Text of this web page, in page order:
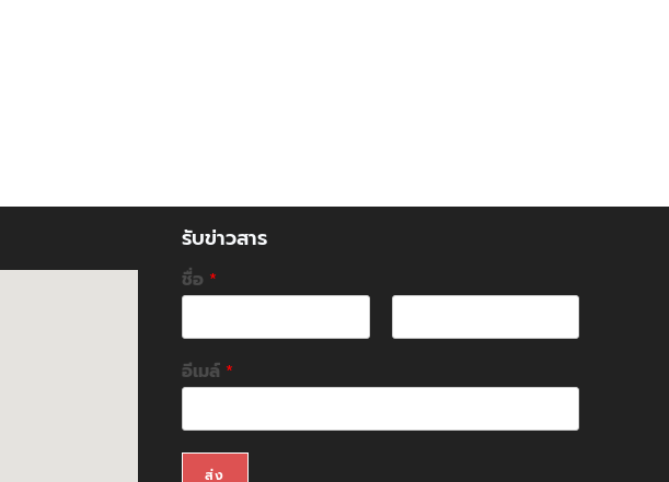
รับข่าวสาร
ชื่อ *
i
rอีเมล์ *
ส่ง